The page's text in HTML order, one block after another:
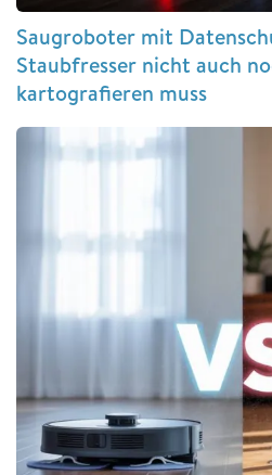
Saugroboter mit
Staubfresser nicht auch
kartografieren muss